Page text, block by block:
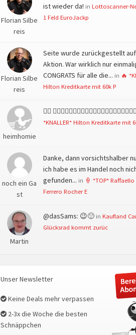
Florian Silbe
reis
ist wieder da! in Lottoscanner-
1 Feld EuroJackp
Florian Silbe
reis
Seite wurde zurückgestellt
Aktion. War wirklich nur
CONGRATS für alle die... in 🔥
Hilton Kreditkarte mit 60k P
heimhomie
👍🏻
*KNALLER* Hilton Kreditkarte mit
noch ein Ga
st
Danke, dann vorsichtshalber
ich habe es im Handel noch
gefunden... in 🍦 *TOP* Raffaello
Ferrero Rocher E
Martin
@dasSams: 😉🙂 in Kaufland
Glücksrad kommt zurüc
Unser Newsletter
Keine Deals mehr verpassen
2-3x die Woche die besten
Schnäppchen